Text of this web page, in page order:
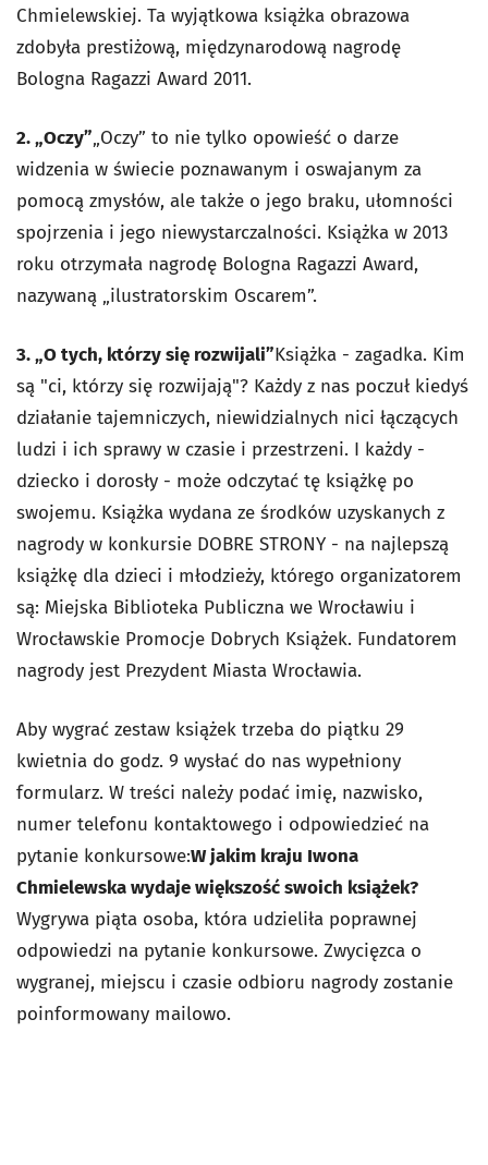
Chmielewskiej. Ta wyjątkowa książka obrazowa
zdobyła prestiżową, międzynarodową nagrodę
Bologna Ragazzi Award 2011.
2. „Oczy”„Oczy” to nie tylko opowieść o darze
widzenia w świecie poznawanym i oswajanym za
pomocą zmysłów, ale także o jego braku, ułomności
spojrzenia i jego niewystarczalności. Książka w 2013
roku otrzymała nagrodę Bologna Ragazzi Award,
nazywaną „ilustratorskim Oscarem”.
3. „O tych, którzy się rozwijali”Książka - zagadka. Kim
są "ci, którzy się rozwijają"? Każdy z nas poczuł kiedyś
działanie tajemniczych, niewidzialnych nici łączących
ludzi i ich sprawy w czasie i przestrzeni. I każdy -
dziecko i dorosły - może odczytać tę książkę po
swojemu. Książka wydana ze środków uzyskanych z
nagrody w konkursie DOBRE STRONY - na najlepszą
książkę dla dzieci i młodzieży, którego organizatorem
są: Miejska Biblioteka Publiczna we Wrocławiu i
Wrocławskie Promocje Dobrych Książek. Fundatorem
nagrody jest Prezydent Miasta Wrocławia.
Aby wygrać zestaw książek trzeba do piątku 29
kwietnia do godz. 9 wysłać do nas wypełniony
formularz. W treści należy podać imię, nazwisko,
numer telefonu kontaktowego i odpowiedzieć na
pytanie konkursowe:W jakim kraju Iwona
Chmielewska wydaje większość swoich książek?
Wygrywa piąta osoba, która udzieliła poprawnej
odpowiedzi na pytanie konkursowe. Zwycięzca o
wygranej, miejscu i czasie odbioru nagrody zostanie
poinformowany mailowo.